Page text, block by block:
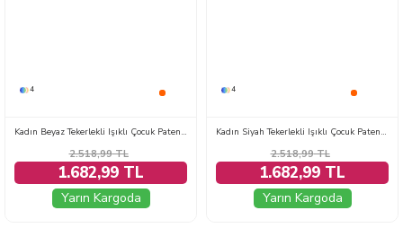
4
Kadın Beyaz Tekerlekli Işıklı Çocuk Paten Ayakkabı - 28586-BEYAZ
2.518,99TL
1.682,99 TL
Yarın Kargoda
4
Kadın Siyah Tekerlekli Işıklı Çocuk Paten Ayakkabı - 28586-SIYAH
2.518,99TL
1.682,99 TL
Yarın Kargoda